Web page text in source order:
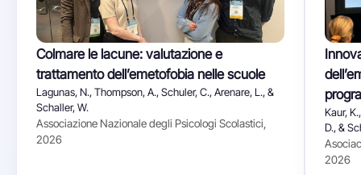
Colmare le lacune: valutazione e
trattamento dell’emetofobia nelle scuole
Lagunas, N., Thompson, A., Schuler, C., Arenare, L., &
Schaller, W.
Associazione Nazionale degli Psicologi Scolastici,
2026
Kaur,
D., &
2026